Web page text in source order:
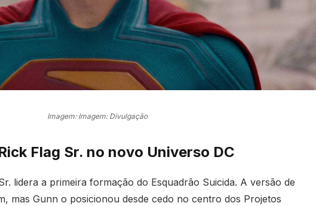
Imagem: Imagem: Divulgação
Flag Sr. no novo Universo DC
lidera a primeira formação do Esquadrão Suicida. A versão de
mas Gunn o posicionou desde cedo no centro dos Projetos